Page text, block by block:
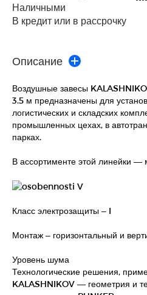
Наличными
В кредит или в рассрочку
Описание
Воздушные завесы
3.5 м предназначены для
логистических и складских
промышленных цехах, в
парках.
В ассортименте этой линейки —
Класс электрозащиты – I
Монтаж – горизонтальный и
Уровень шума
Технологические решения,
KALASHNIKOV — геометрия и